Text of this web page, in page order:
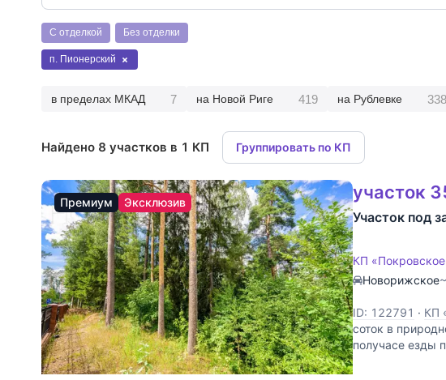
С отделкой Без отделки
п. Пионерский
в пределах МКАД 7 на Новой Риге 419 на Рублевке 338
Найдено 8 участков в 1 КП Группировать по КП
Премиум Эксклюзив участок
Участок под
КП
Новорижское
ID: 122791 · КП
соток в
получасе езды